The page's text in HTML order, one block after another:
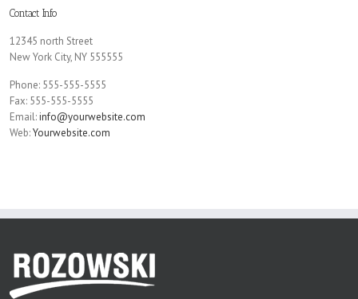
Contact Info
12345 north Street
New York City, NY 555555
Phone: 555-555-5555
Fax: 555-555-5555
Email:info@yourwebsite.com
Web:Yourwebsite.com